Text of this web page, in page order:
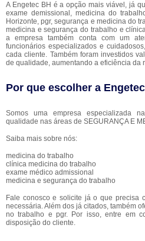
A Engetec BH é a opção mais viável, já
exame demissional, medicina do
Horizonte, pgr, segurança e medicina do
medicina e segurança do trabalho e
a empresa também conta com um
funcionários especializados e
cada cliente. Também foram investidos
de qualidade, aumentando a eficiência da
Por que escolher a
Somos uma empresa especializada
qualidade nas áreas de SEGURANÇA E
Saiba mais sobre nós:
medicina do trabalho
clínica medicina do trabalho
exame médico admissional
medicina e segurança do trabalho
Fale conosco e solicite já o que precisa
necessária. Além dos já citados, também
no trabalho e pgr. Por isso, entre em
disposição do cliente.